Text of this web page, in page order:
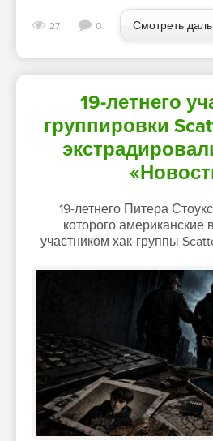
27 0 Смотреть
19-летнего
группировки
19-летнего Питера
которого американские
участником хак-группы